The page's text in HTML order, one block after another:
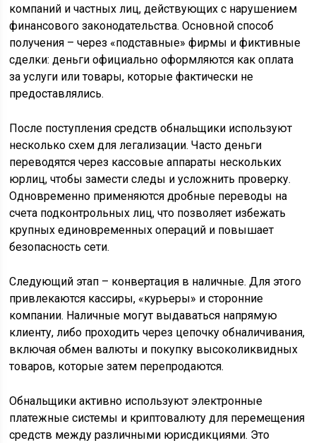
компаний и частных лиц, действующих с нарушением
финансового законодательства. Основной способ
получения – через «подставные» фирмы и фиктивные
сделки: деньги официально оформляются как оплата
за услуги или товары, которые фактически не
предоставлялись.
После поступления средств обнальщики используют
несколько схем для легализации. Часто деньги
переводятся через кассовые аппараты нескольких
юрлиц, чтобы замести следы и усложнить проверку.
Одновременно применяются дробные переводы на
счета подконтрольных лиц, что позволяет избежать
крупных единовременных операций и повышает
безопасность сети.
Следующий этап – конвертация в наличные. Для этого
привлекаются кассиры, «курьеры» и сторонние
компании. Наличные могут выдаваться напрямую
клиенту, либо проходить через цепочку обналичивания,
включая обмен валюты и покупку высоколиквидных
товаров, которые затем перепродаются.
Обнальщики активно используют электронные
платежные системы и криптовалюту для перемещения
средств между различными юрисдикциями. Это